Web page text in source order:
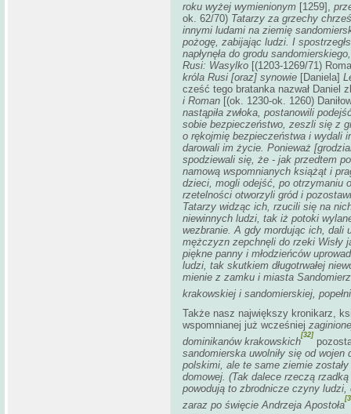
roku wyżej wymienionym [1259],
ok. 62/70)Tatarzy za grzechy
innymi ludami na ziemię
pożogę, zabijając ludzi. I
napłynęła do grodu
Rusi: Wasylko [(1203-1269/71)
króla Rusi [oraz] synowie[Daniela]
cześć tego bratanka nazwał Daniel
i Roman [(ok. 1230-ok. 1260)
nastąpiła zwłoka, postanowili
sobie bezpieczeństwo, zeszli się z
o rękojmię bezpieczeństwa i wydali
darowali im życie. Ponieważ
spodziewali się, że - jak przedtem
namową wspomnianych książąt i
dzieci, mogli odejść, po otrzymaniu
rzetelności otworzyli gród i
Tatarzy widząc ich, rzucili się na
niewinnych ludzi, tak iż potoki
wezbranie. A gdy mordując ich, dali
mężczyzn zepchnęli do rzeki Wisły
piękne panny i młodzieńców
ludzi, tak skutkiem długotrwałej
mienie z zamku i miasta
krakowskiej i sandomierskiej,
Także nasz największy kronikarz,
wspomnianej już wcześniej
dominikanów krakowskich
[32]
sandomierska uwolniły się od
polskimi, ale te same ziemie
domowej. (Tak dalece rzeczą
powodują to zbrodnicze czyny
zaraz po święcie Andrzeja Apostoła